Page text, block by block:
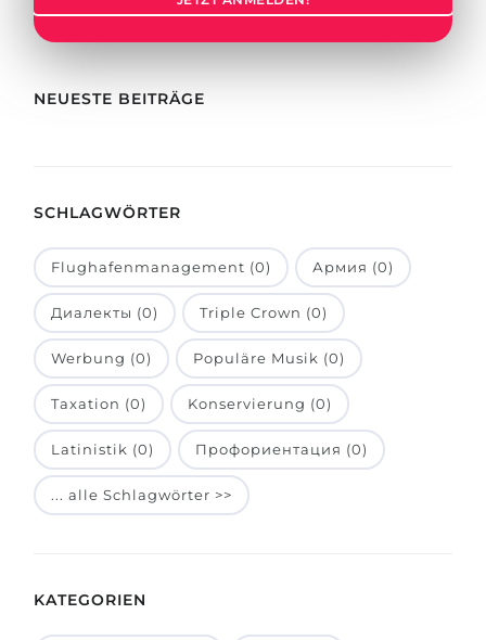
Berufe
Holland-Test
Interessenkarte-Test
RIASEC-Test
Erfolgzu
100%
BEWERBEN FÜR FACHRICHTUNG …
BEWERBEN AUS …
Russland
Ukraine
Kasachstan
Aserbaidschan
Armenien
Belarus
BERATUNG BUCHEN
NEUESTE BEITRÄGE
SCHLAGWÖRTER
Flughafenmanagement (0) Армия (0)
Диалекты (0) Triple Crown (0)
Werbung (0) Populäre Musik (0)
Taxation (0) Konservierung (0)
Latinistik (0) Профориентация (0)
... alle Schlagwörter >>
KATEGORIEN